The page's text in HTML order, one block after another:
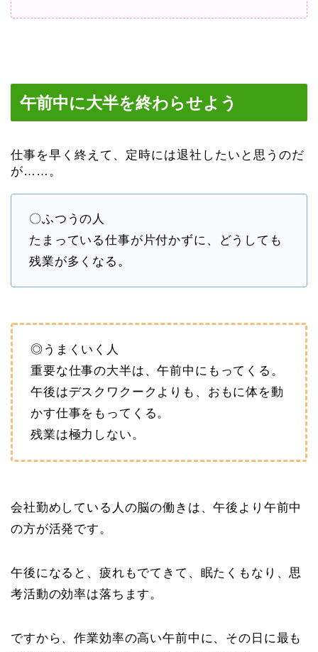
午前中に大半を終わらせよう
仕事を早く終えて、定時には退社したいと思うのだ
が……。
〇ふつうの人
たまっている仕事が片付かずに、どうしても
残業が多くなる。
◎うまくいく人
重要な仕事の大半は、午前中にもってくる。
午後はデスクワクークよりも、おもに体を動
かす仕事をもってくる。
残業は極力しない。
会社勤めしている人の脳の働きは、午後より午前中
の方が活発です。
午後になると、疲れもでてきて、眠たくもなり、思
考活動の効率は落ちます。
ですから、作業効率の高い午前中に、その日に最も